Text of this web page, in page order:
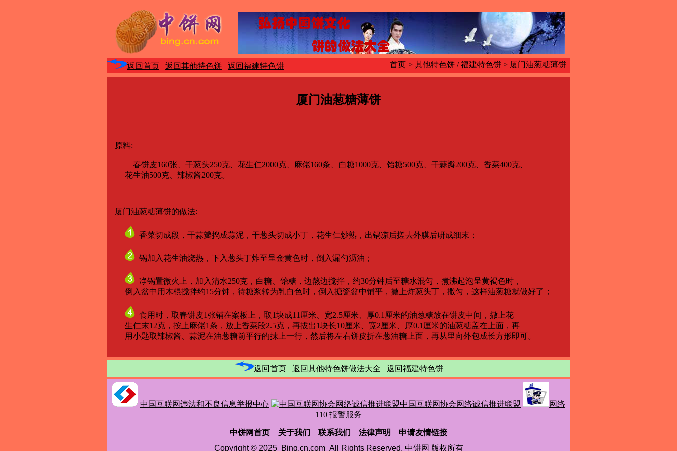
返回首页 返回其他特色饼 返回福建特色饼 首页 > 其他特色饼 /福建特色饼 > 厦门油葱糖薄饼
厦门油葱糖薄饼
原料:
春饼皮160张、干葱头250克、花生仁2000克、麻佬160条、白糖1000克、饴糖500克、干蒜瓣200克、香菜400克、
花生油500克、辣椒酱200克。
厦门油葱糖薄饼的做法:
香菜切成段，干蒜瓣捣成蒜泥，干葱头切成小丁，花生仁炒熟，出锅凉后搓去外膜后研成细末；
锅加入花生油烧热，下入葱头丁炸至呈金黄色时，倒入漏勺沥油；
净锅置微火上，加入清水250克，白糖、饴糖，边熬边搅拌，约30分钟后至糖水混匀，煮沸起泡呈黄褐色时，
倒入盆中用木棍搅拌约15分钟，待糖浆转为乳白色时，倒入搪瓷盆中铺平，撒上炸葱头丁，撒匀，这样油葱糖就做好了；
食用时，取春饼皮1张铺在案板上，取1块成11厘米、宽2.5厘米、厚0.1厘米的油葱糖放在饼皮中间，撒上花
生仁末12克，按上麻佬1条，放上香菜段2.5克，再拔出1块长10厘米、宽2厘米、厚0.1厘米的油葱糖盖在上面，再
用小匙取辣椒酱、蒜泥在油葱糖前平行的抹上一行，然后将左右饼皮折在葱油糖上面，再从里向外包成长方形即可。
返回首页 返回其他特色饼做法大全 返回福建特色饼
中国互联网违法和不良信息举报中心 中国互联网协会网络诚信推进联盟
网络
110 报警服务
中饼网首页 关于我们 联系我们 法律声明
申请友情链接
Copyright © 2025 Bing.cn.com All Rights Reserved. 中饼网 版权所有